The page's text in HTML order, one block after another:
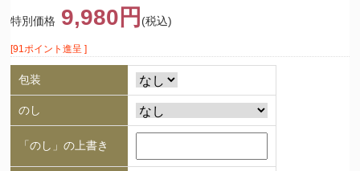
特別価格 9,980円 (税込)
[91ポイント進呈 ]
包装
のし
「のし」の上書き